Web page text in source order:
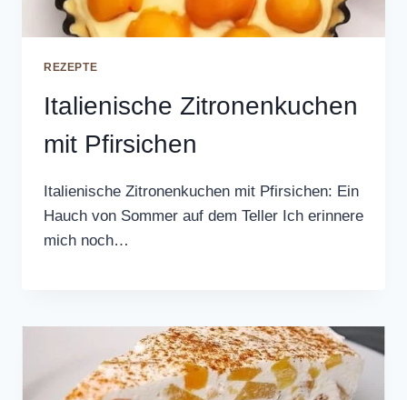
REZEPTE
Italienische Zitronenkuchen
mit Pfirsichen
Italienische Zitronenkuchen mit Pfirsichen: Ein
Hauch von Sommer auf dem Teller Ich erinnere
mich noch…